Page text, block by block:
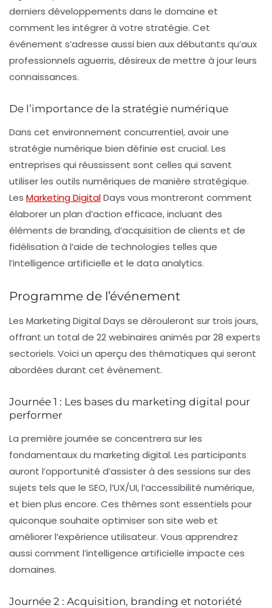
derniers développements dans le domaine et
comment les intégrer à votre stratégie. Cet
événement s’adresse aussi bien aux débutants qu’aux
professionnels aguerris, désireux de mettre à jour leurs
connaissances.
De l’importance de la stratégie numérique
Dans cet environnement concurrentiel, avoir une
stratégie numérique bien définie est crucial. Les
entreprises qui réussissent sont celles qui savent
utiliser les outils numériques de manière stratégique.
Les Marketing DigitalDays vous montreront comment
élaborer un plan d’action efficace, incluant des
éléments de branding, d’acquisition de clients et de
fidélisation à l’aide de technologies telles que
l’intelligence artificielle et le data analytics.
Programme de l’événement
Les Marketing Digital Days se dérouleront sur trois jours,
offrant un total de 22 webinaires animés par 28 experts
sectoriels. Voici un aperçu des thématiques qui seront
abordées durant cet événement.
Journée 1 : Les bases du marketing digital pour
performer
La première journée se concentrera sur les
fondamentaux du marketing digital. Les participants
auront l’opportunité d’assister à des sessions sur des
sujets tels que le SEO, l’UX/UI, l’accessibilité numérique,
et bien plus encore. Ces thèmes sont essentiels pour
quiconque souhaite optimiser son site web et
améliorer l’expérience utilisateur. Vous apprendrez
aussi comment l’intelligence artificielle impacte ces
domaines.
Journée 2 : Acquisition, branding et notoriété